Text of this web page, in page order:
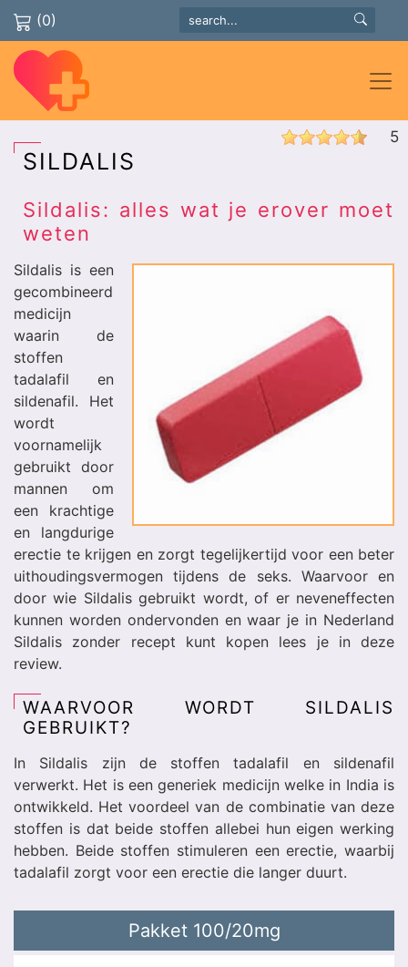
(0)
SILDALIS
Sildalis: alles wat je erover moet
weten
Sildalis is een
gecombineerd
medicijn
waarin de
stoffen
tadalafil en
sildenafil. Het
wordt
voornamelijk
gebruikt door
mannen om
een krachtige
en langdurige
erectie te krijgen en zorgt tegelijkertijd voor een beter
uithoudingsvermogen tijdens de seks. Waarvoor en
door wie Sildalis gebruikt wordt, of er neveneffecten
kunnen worden ondervonden en waar je in Nederland
Sildalis zonder recept kunt kopen lees je in deze
review.
WAARVOOR WORDT SILDALIS
GEBRUIKT?
In Sildalis zijn de stoffen tadalafil en sildenafil
verwerkt. Het is een generiek medicijn welke in India is
ontwikkeld. Het voordeel van de combinatie van deze
stoffen is dat beide stoffen allebei hun eigen werking
hebben. Beide stoffen stimuleren een erectie, waarbij
tadalafil zorgt voor een erectie die langer duurt.
5
Pakket100/20mg